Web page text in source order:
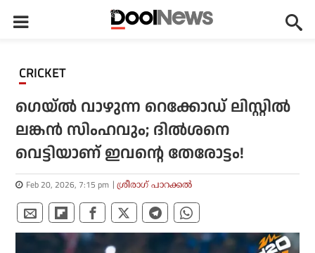
CRICKET
ഗെയ്ല്‍ വാഴുന്ന റെക്കോഡ് ലിസ്റ്റില്‍
ലങ്കന്‍ സിംഹവും; ദില്‍ശനെ
വെട്ടിയാണ് ഇവന്റെ തേരോട്ടം!
Feb 20, 2026, 7:15 pm ശ്രീരാഗ് പാറക്കല്‍